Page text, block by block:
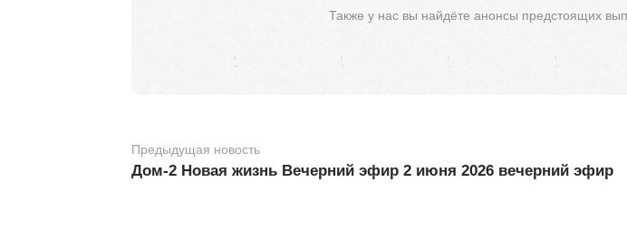
Также у нас вы найдёте анонсы предстоящих
Предыдущая новость
Дом-2 Новая жизнь Вечерний эфир 2 июня 2026 вечерний эфир